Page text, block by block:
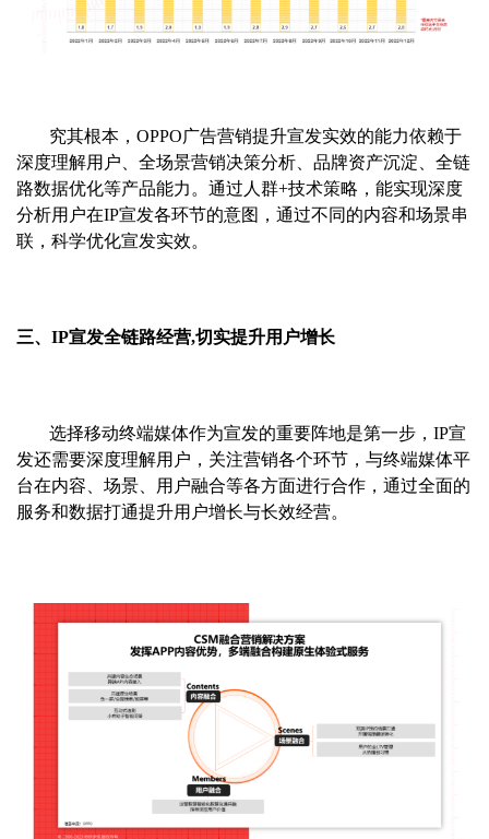
究其根本，OPPO广告营销提升宣发实效的能力依赖于
深度理解用户、全场景营销决策分析、品牌资产沉淀、全链
路数据优化等产品能力。通过人群+技术策略，能实现深度
分析用户在IP宣发各环节的意图，通过不同的内容和场景串
联，科学优化宣发实效。
三、IP宣发全链路经营,切实提升用户增长
选择移动终端媒体作为宣发的重要阵地是第一步，IP宣
发还需要深度理解用户，关注营销各个环节，与终端媒体平
台在内容、场景、用户融合等各方面进行合作，通过全面的
服务和数据打通提升用户增长与长效经营。